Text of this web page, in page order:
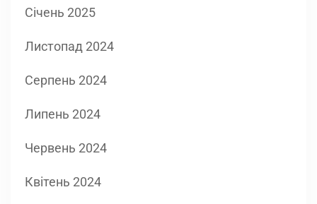
Січень 2025
Листопад 2024
Серпень 2024
Липень 2024
Червень 2024
Квітень 2024